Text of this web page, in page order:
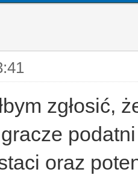
zgłosić,
oraz